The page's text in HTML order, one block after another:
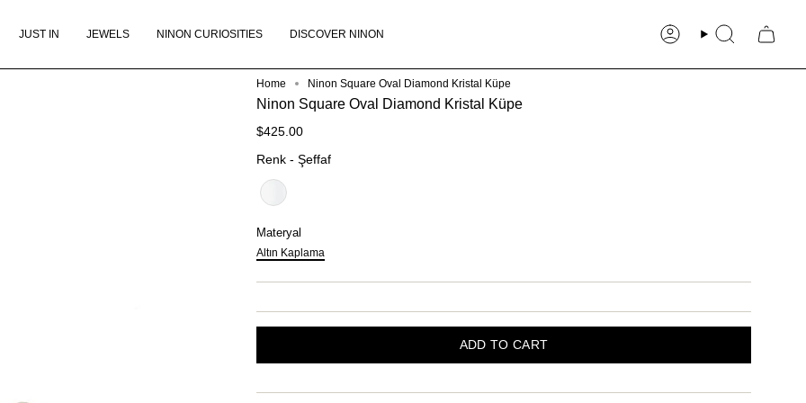
JUST IN JEWELS NINON CURIOSITIES DISCOVER NINON AccountSearch
Home Ninon Square Oval Diamond Kristal Küpe
Ninon Square Oval Diamond Kristal Küpe
$425.00
Renk - ŞeffafRenk
Materyal
Altın Kaplama
ADD TO CART